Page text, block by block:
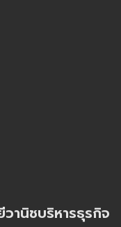
านิชบริหารธุรกิจ